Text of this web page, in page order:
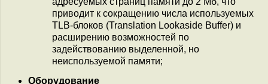
приводит к сокращению числа используемых
TLB-блоков (Translation Lookaside Buffer) и
расширению возможностей по
задействованию выделенной, но
неиспользуемой памяти;
Оборудование